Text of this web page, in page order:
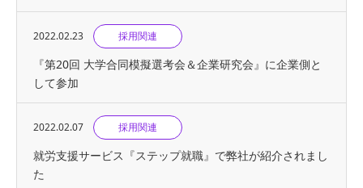
2022.02.23 採用関連
『第20回 大学合同模擬選考会＆企業研究会』に企業側と
して参加
2022.02.07 採用関連
就労支援サービス『ステップ就職』で弊社が紹介されまし
た